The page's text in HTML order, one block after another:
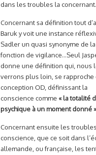
dans les troubles la concernant.
Concernant sa définition tout
Baruk y voit une instance
Sadler un quasi synonyme de la
fonction de vigilance…Seul
donne une définition qui, nous
verrons plus loin, se rapproche
conception OD, définissant la
conscience comme « la totalité
psychique à un moment donné »
Concernant ensuite les
conscience, que ce soit dans
allemande, ou française, les